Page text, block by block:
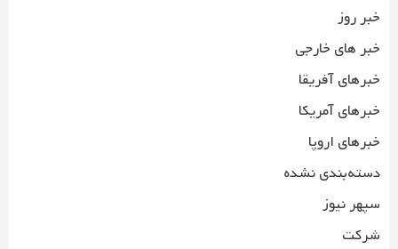
خبر روز
خبر های خارجی
خبرهای آفریقا
خبرهای آمریکا
خبرهای اروپا
دسته‌بندی نشده
سپهر نیوز
شرکت